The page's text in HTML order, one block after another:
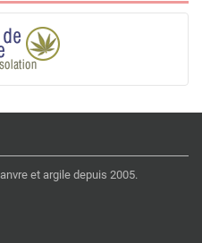
et argile depuis 2005.